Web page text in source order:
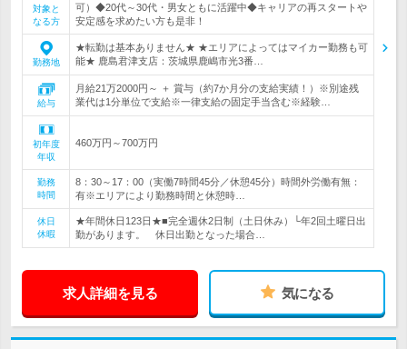
対象と
なる方
可）◆20代～30代・男女ともに活躍中◆キャリアの再スタートや
安定感を求めたい方も是非！
勤務地
★転勤は基本ありません★ ★エリアによってはマイカー勤務も可
能★ 鹿島君津支店：茨城県鹿嶋市光3番…
給与
月給21万2000円～ ＋ 賞与（約7か月分の支給実績！）※別途残
業代は1分単位で支給※一律支給の固定手当含む※経験…
初年度
年収
460万円～700万円
勤務
時間
8：30～17：00（実働7時間45分／休憩45分）時間外労働有無：
有※エリアにより勤務時間と休憩時…
休日
休暇
★年間休日123日★■完全週休2日制（土日休み）└年2回土曜日出
勤があります。 休日出勤となった場合…
求人詳細を見る 気になる